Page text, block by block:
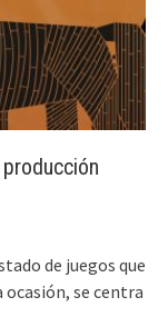
de juegos que
ocasión, se centra